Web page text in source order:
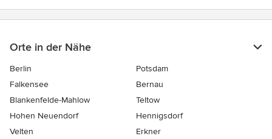
Orte in der Nähe
Berlin
Potsdam
Falkensee
Bernau
Blankenfelde-Mahlow
Teltow
Hohen Neuendorf
Hennigsdorf
Velten
Erkner